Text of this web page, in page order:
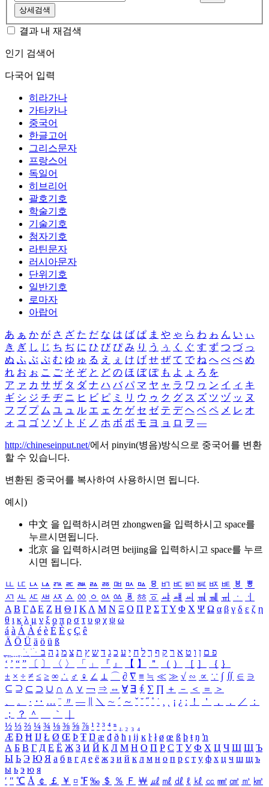
상세검색
결과 내 재검색
인기 검색어
다국어 입력
히라가나
가타카나
중국어
한글고어
그리스문자
프랑스어
독일어
히브리어
괄호기호
학술기호
기술기호
첨자기호
라틴문자
러시아문자
단위기호
일반기호
로마자
아랍어
あ ぁ か が さ ざ た だ な は ば ぱ ま や ゃ ら わ ゎ ん い ぃ
き ぎ し じ ち ぢ に ひ び ぴ み り う ぅ く ぐ す ず つ づ っ
ぬ ふ ぶ ぷ む ゆ ゅ る え ぇ け げ せ ぜ て で ね へ べ ぺ め
れ お ぉ こ ご そ ぞ と ど の ほ ぼ ぽ も よ ょ ろ を
ア ァ カ サ ザ タ ダ ナ ハ バ パ マ ヤ ャ ラ ワ ヮ ン イ ィ キ
ギ シ ジ チ ヂ ニ ヒ ビ ピ ミ リ ウ ゥ ク グ ス ズ ツ ヅ ッ ヌ
フ ブ プ ム ユ ュ ル エ ェ ケ ゲ セ ゼ テ デ ヘ ベ ペ メ レ オ
ォ コ ゴ ソ ゾ ト ド ノ ホ ボ ポ モ ヨ ョ ロ ヲ ―
http://chineseinput.net/에서 pinyin(병음)방식으로 중국어를 변환
할 수 있습니다.
변환된 중국어를 복사하여 사용하시면 됩니다.
예시)
中文 을 입력하시려면 zhongwen을 입력하시고 space를
누르시면됩니다.
北京 을 입력하시려면 beijing을 입력하시고 space를 누르
시면 됩니다.
ㅥ ㅦ ㅧ ㅨ ㅩ ㅪ ㅫ ㅬ ㅭ ㅮ ㅯ ㅰ ㅱ ㅲ ㅳ ㅴ ㅵ ㅶ ㅷ ㅸ
ㅹ
ㅺ ㅻ ㅼ ㅽ ㅾ ㅿ ㆀ ㆁ ㆂ ㆃ ㆄ ㆅ ㆆ ㆇ ㆈ ㆉ ㆊ ㆋ ㆌ ㆍ
ㆎ
Α Β ΓΔ Ε Ζ Η Θ Ι ΚΛ Μ Ν Ξ Ο Π Ρ Σ ΤΥ Φ Χ Ψ Ω α β γ δ ε ζ η
θ ι κ λ μ ν ξ ο π ρ σ τ υ φ χ ψ ω
á à Á À é è É È ç Ç ê
Ä Ö Ü ä ö ü ß
ִֶֹ ֻּ ׁׂ פ ם ן ו ט א ר ק ף ך ל ח י ע כ ג ד ש ץ ת צ מ נ ה ב
‘ ’ “ ” 〔 〕 〈 〉 「 」 『 』 【 】 ＂ （ ） ［ ］ ｛ ｝
± × ÷ ≠ ≤ ≥ ∞ ∴ ♂ ♀ ∠ ⊥ ⌒ ∂ ∇ ≡ ≒ ≪ ≫ √ ∽ ∝ ∵ ∫ ∬ ∈ ∋
⊆ ⊇ ⊂ ⊃ ∪ ∩ ∧ ∨ ￢ ⇒ ⇔ ∀ ∃ ∮ ∑ ∏ ＋ － ＜ ＝
＞
、
。 · ‥ … ¨ 〃 ― ＼ ∼ ´ ～ ˇ ˘ ˝ ˚ ˙ ¸ ¡ ¿ ː ！ ＇ ， ． ／
：
；
？ ＾ ｀
½ ⅓ ⅔ ¼ ¾ ⅛ ⅜ ⅝ ⅞ ¹ ² ³ ⁴ ⁿ ₁ ₂ ₃ ₄
Æ Ð Ħ Ĳ Ł Ø Œ Þ Ŧ Ŋ æ đ ð ħ ı ĳ ĸ ŀ ł ø œ ß þ ŧ ŋ ŉ
А Б В Г Д Е Ё Ж З И Й К Л М Н О П Р С Т У Ф Х Ц Ч Ш Щ Ъ
Ы Ь Э Ю Я а б в г д е ё ж з и й к л м н о п р с т у ф х ц ч ш щ ъ
ы ь э ю я
′ ″ ℃ Å ￠ ￡ ￥ ¤ ℉ ‰ ＄ ％ Ｆ ￦ ㎕ ㎖ ㎗ ℓ ㎘ ㏄ ㎣ ㎤ ㎥ ㎦